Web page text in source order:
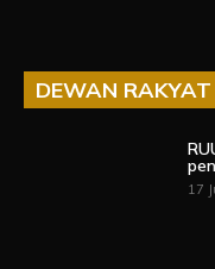
DEWAN RAKYAT
17